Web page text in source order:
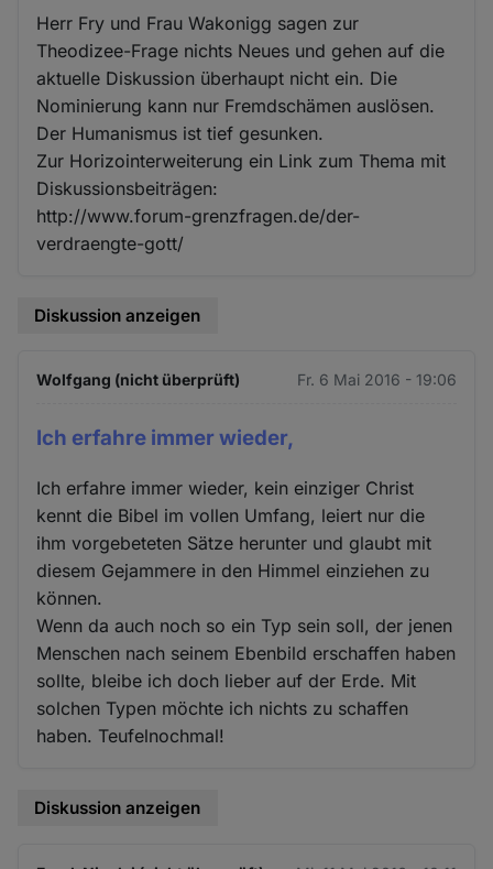
Herr Fry und Frau Wakonigg sagen zur
Theodizee-Frage nichts Neues und gehen auf die
aktuelle Diskussion überhaupt nicht ein. Die
Nominierung kann nur Fremdschämen auslösen.
Der Humanismus ist tief gesunken.
Zur Horizointerweiterung ein Link zum Thema mit
Diskussionsbeiträgen:
http://www.forum-grenzfragen.de/der-
verdraengte-gott/
Diskussion anzeigen
Wolfgang (nicht überprüft) Fr. 6 Mai 2016 - 19:06
Ich erfahre immer wieder,
Ich erfahre immer wieder, kein einziger Christ
kennt die Bibel im vollen Umfang, leiert nur die
ihm vorgebeteten Sätze herunter und glaubt mit
diesem Gejammere in den Himmel einziehen zu
können.
Wenn da auch noch so ein Typ sein soll, der jenen
Menschen nach seinem Ebenbild erschaffen haben
sollte, bleibe ich doch lieber auf der Erde. Mit
solchen Typen möchte ich nichts zu schaffen
haben. Teufelnochmal!
Diskussion anzeigen